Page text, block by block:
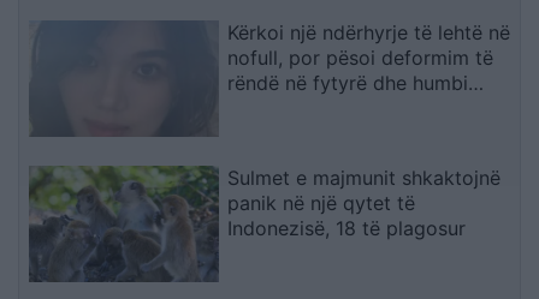
Kërkoi një ndërhyrje të lehtë në
nofull, por pësoi deformim të
rëndë në fytyrë dhe humbi
Sulmet e majmunit shkaktojnë
panik në një qytet të
Indonezisë, 18 të plagosur